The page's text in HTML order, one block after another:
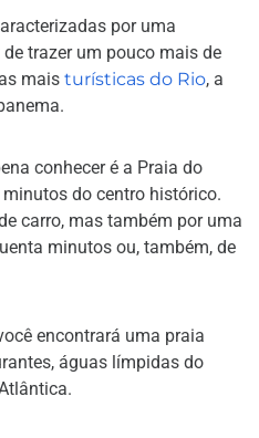
por uma
trazer um pouco mais de
mais turísticas do Rio, a
conhecer é a Praia do
do centro histórico.
carro, mas também por uma
minutos ou, também, de
encontrará uma praia
águas límpidas do